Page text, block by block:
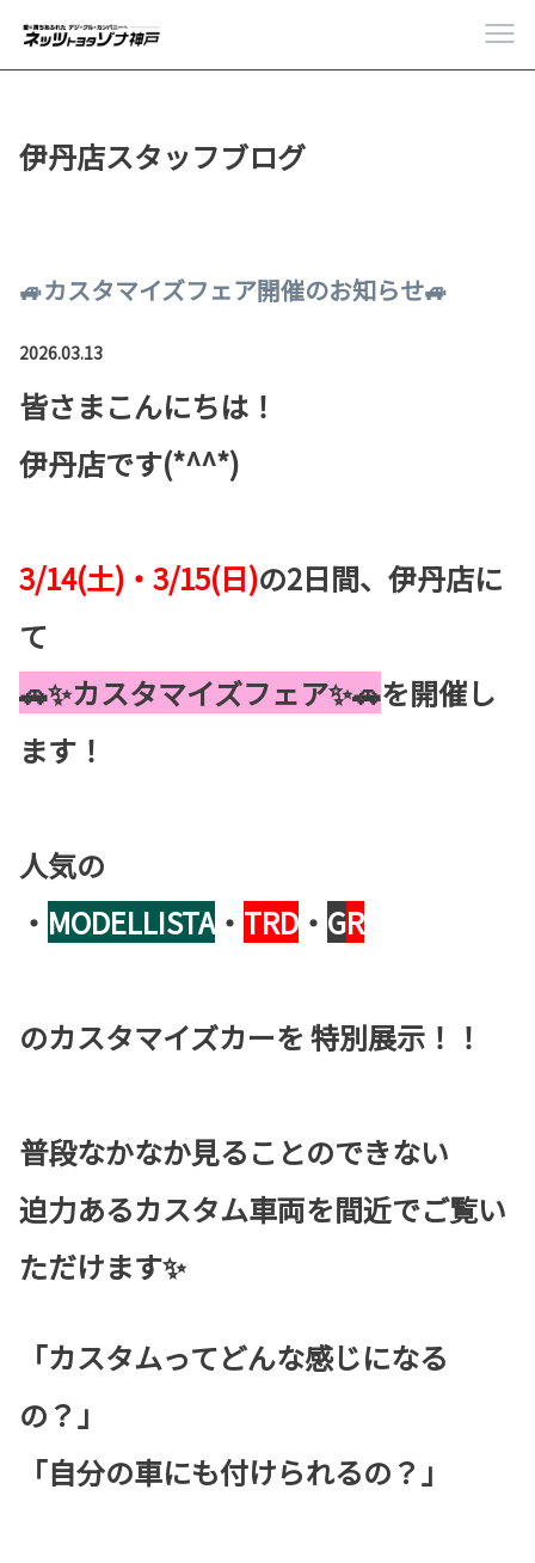
伊丹店スタッフブログ
🚙カスタマイズフェア開催のお知らせ🚙
2026.03.13
皆さまこんにちは！
伊丹店です(*^^*)
3/14(土)・3/15(日)の2日間、伊丹店に
て
🚗✨カスタマイズフェア✨🚗を開催し
ます！
人気の
・ MODELLISTA ・ TRD ・ GR
のカスタマイズカーを特別展示 ！！
普段なかなか見ることのできない
迫力あるカスタム車両を間近でご覧い
ただけます✨
「カスタムってどんな感じになる
の？」
「自分の車にも付けられるの？」